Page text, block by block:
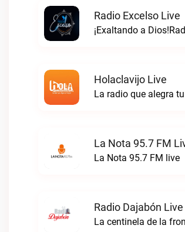
Radio Excelso Live
¡Exaltando a
Holaclavijo Live
La radio que alegra
La Nota 95.7 FM
La Nota 95.7 FM live
Radio Dajabón Live
La centinela de la